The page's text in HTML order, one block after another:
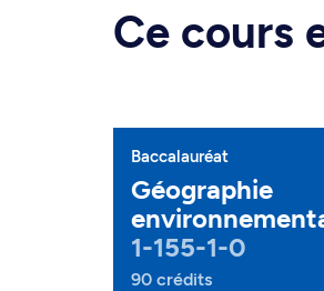
Ce cours
Baccalauréat
Géographie
1-155-1-0
90 crédits